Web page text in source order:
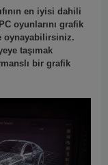
en iyisi dahili
oyunlarını grafik
oynayabilirsiniz.
taşımak
bir grafik